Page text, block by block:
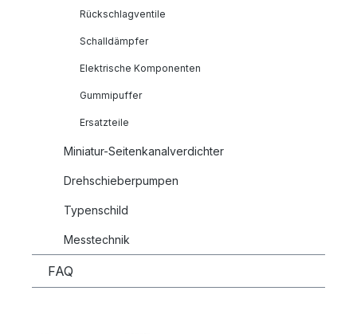
Rückschlagventile
Schalldämpfer
Elektrische Komponenten
Gummipuffer
Ersatzteile
Miniatur-Seitenkanalverdichter
Drehschieberpumpen
Typenschild
Messtechnik
FAQ